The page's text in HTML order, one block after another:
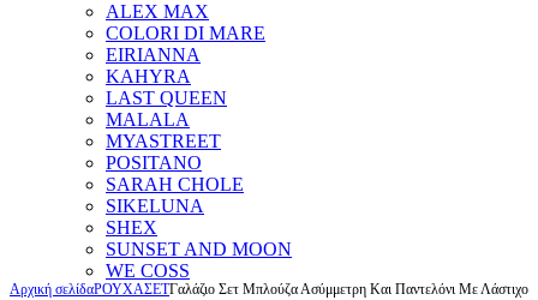
ALEX MAX
COLORI DI MARE
EIRIANNA
KAHYRA
LAST QUEEN
MALALA
MYASTREET
POSITANO
SARAH CHOLE
SIKELUNA
SHEX
SUNSET AND MOON
WE COSS
Αρχική σελίδαΡΟΥΧΑΣΕΤΓαλάζιο Σετ Μπλούζα Ασύμμετρη Και Παντελόνι Με Λάστιχο